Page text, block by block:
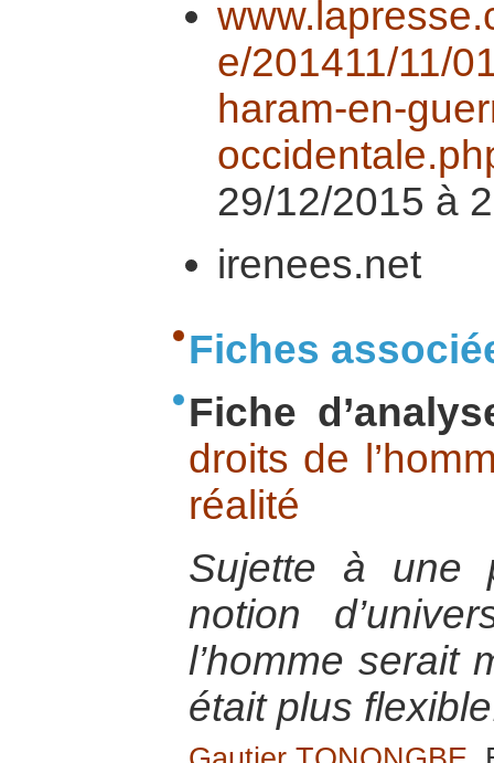
e/201411/11/
haram-en-
29/12/2015 à
irenees.net
Fiches
Fiche
droits de
réalité
Sujette à une
notion
l’homme serait
était plus